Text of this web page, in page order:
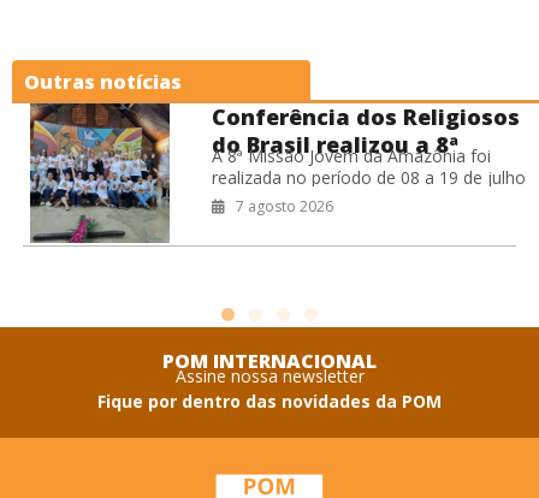
Outras notícias
Conferência dos Religiosos
do Brasil realizou a 8ª
Missão Jovem na Amazônia
A 8ª Missão Jovem da Amazônia foi
realizada no período de 08 a 19 de julho
de 2026, na Prelazia de São Félix do
7 agosto 2026
POM INTERNACIONAL
Assine nossa newsletter
Fique por dentro das novidades da POM